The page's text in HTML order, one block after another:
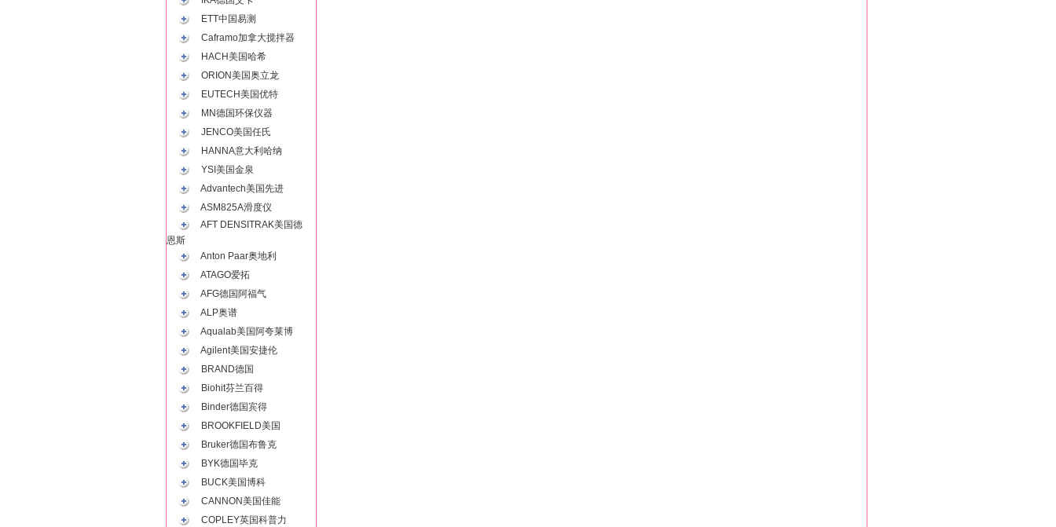
ETT中国易测
Caframo加拿大搅拌器
HACH美国哈希
ORION美国奥立龙
EUTECH美国优特
MN德国环保仪器
JENCO美国任氏
HANNA意大利哈纳
YSI美国金泉
Advantech美国先进
ASM825A滑度仪
AFT DENSITRAK美国德
恩斯
Anton Paar奥地利
ATAGO爱拓
AFG德国阿福气
ALP奥谱
Aqualab美国阿夸莱博
Agilent美国安捷伦
BRAND德国
Biohit芬兰百得
Binder德国宾得
BROOKFIELD美国
Bruker德国布鲁克
BYK德国毕克
BUCK美国博科
CANNON美国佳能
COPLEY英国科普力